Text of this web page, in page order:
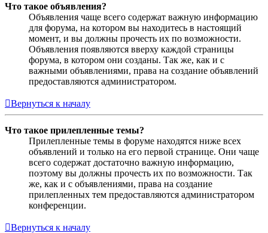
Что такое объявления?
Объявления чаще всего содержат важную информацию
для форума, на котором вы находитесь в настоящий
момент, и вы должны прочесть их по возможности.
Объявления появляются вверху каждой страницы
форума, в котором они созданы. Так же, как и с
важными объявлениями, права на создание объявлений
предоставляются администратором.
Вернуться к началу
Что такое прилепленные темы?
Прилепленные темы в форуме находятся ниже всех
объявлений и только на его первой странице. Они чаще
всего содержат достаточно важную информацию,
поэтому вы должны прочесть их по возможности. Так
же, как и с объявлениями, права на создание
прилепленных тем предоставляются администратором
конференции.
Вернуться к началу